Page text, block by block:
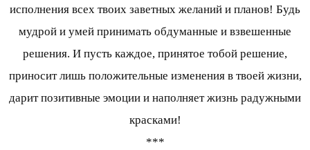
исполнения всех твоих заветных желаний и планов! Будь
мудрой и умей принимать обдуманные и взвешенные
решения. И пусть каждое, принятое тобой решение,
приносит лишь положительные изменения в твоей жизни,
дарит позитивные эмоции и наполняет жизнь радужными
красками!
***